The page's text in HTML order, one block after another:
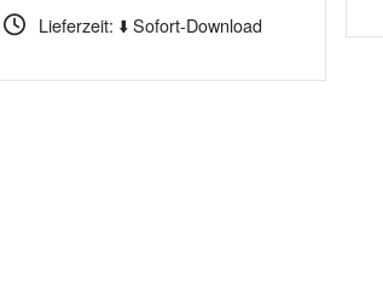
Lieferzeit: ⬇️ Sofort-Download